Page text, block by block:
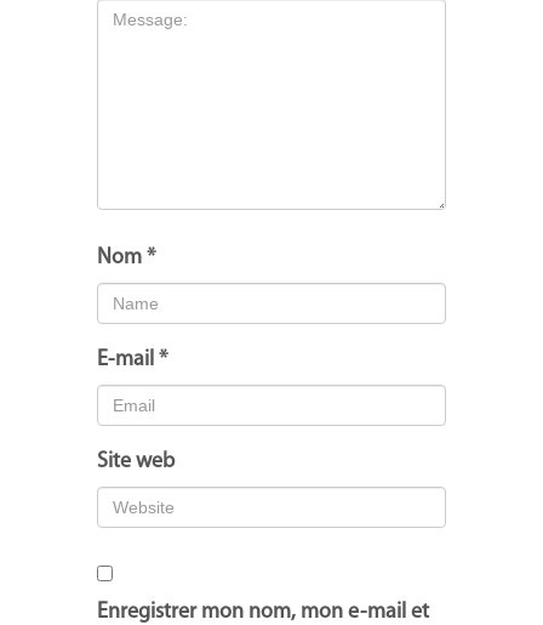
Nom *
E-mail *
Site web
Enregistrer mon nom, mon e-mail et